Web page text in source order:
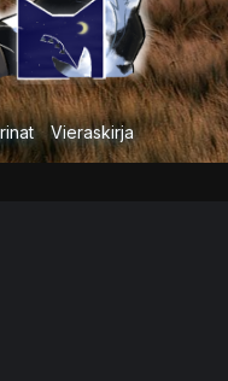
Vieraskirja